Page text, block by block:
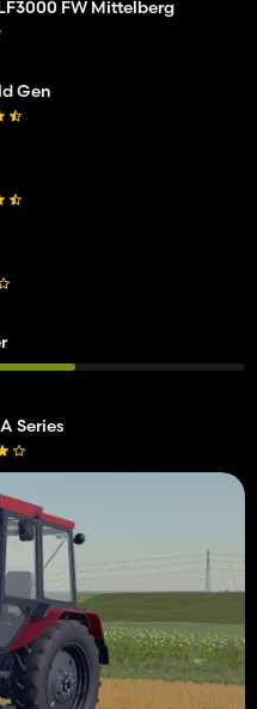
FW Mittelberg
Gen
Series